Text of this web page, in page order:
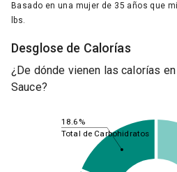
Basado en una mujer de 35 años que
lbs.
Desglose de Calorías
¿De dónde vienen las calorías
Sauce?
18.6%
Total de Carbohidratos